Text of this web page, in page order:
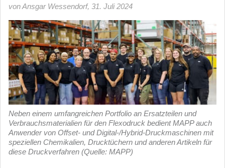
von Ansgar Wessendorf, 31. Juli 2024
Neben einem umfangreichen Portfolio an Ersatzteilen und
Verbrauchsmaterialien für den Flexodruck bedient MAPP auch
Anwender von Offset- und Digital-/Hybrid-Druckmaschinen mit
speziellen Chemikalien, Drucktüchern und anderen Artikeln für
diese Druckverfahren (Quelle: MAPP)